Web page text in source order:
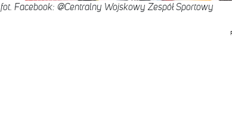
fot. Facebook: @Centralny Wojskowy Zespół Sportowy